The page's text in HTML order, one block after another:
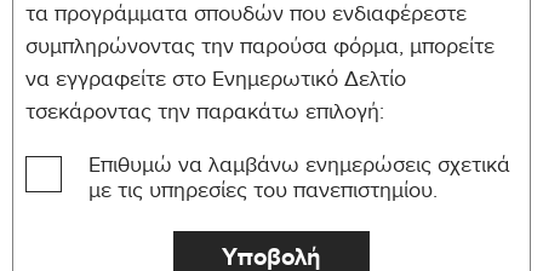
MULT-
160
Introduction to Multimedia 6
Section: F Mathematics Electives
ECTS: Min. 24 Max. 24
Course
ID
Course Title
ECTS
Credits
Quantitative Methods
τα προγράμματα σπουδών που ενδιαφέρεστε
συμπληρώνοντας την παρούσα φόρμα, μπορείτε
να εγγραφείτε στο Ενημερωτικό Δελτίο
τσεκάροντας την παρακάτω επιλογή:
Επιθυμώ να λαμβάνω ενημερώσεις σχετικά
με τις υπηρεσίες του πανεπιστημίου.